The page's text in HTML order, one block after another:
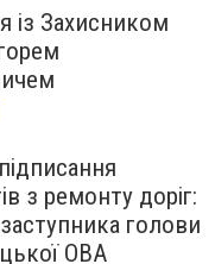
із Захисником
з ремонту доріг:
голови
ОВА